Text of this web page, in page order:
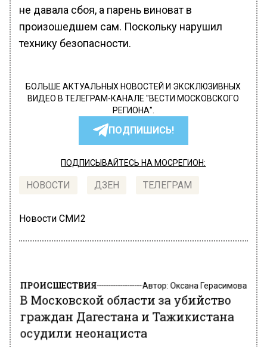
не давала сбоя, а парень виноват в
произошедшем сам. Поскольку нарушил
технику безопасности.
БОЛЬШЕ АКТУАЛЬНЫХ НОВОСТЕЙ И ЭКСКЛЮЗИВНЫХ
ВИДЕО В ТЕЛЕГРАМ-КАНАЛЕ "ВЕСТИ МОСКОВСКОГО
РЕГИОНА".
ПОДПИШИСЬ!
ПОДПИСЫВАЙТЕСЬ НА МОСРЕГИОН:
НОВОСТИ ДЗЕН ТЕЛЕГРАМ
Новости СМИ2
ПРОИСШЕСТВИЯ Автор: Оксана Герасимова
В Московской области за убийство
граждан Дагестана и Тажикистана
осудили неонациста